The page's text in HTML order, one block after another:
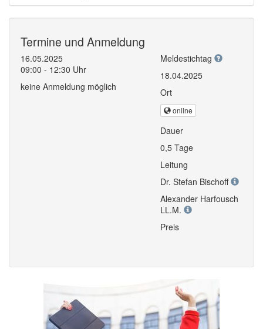
Termine und Anmeldung
16.05.2025
09:00 - 12:30 Uhr
keine Anmeldung möglich
Meldestichtag
18.04.2025
Ort
online
Dauer
0,5 Tage
Leitung
Dr. Stefan Bischoff
Alexander Harfousch
LL.M.
Preis